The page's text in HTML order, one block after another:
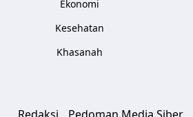
Ekonomi
Kesehatan
Khasanah